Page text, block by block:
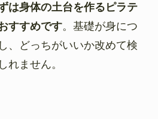
は身体の土台を作るピラテ
すすめです。基礎が身につ
、どっちがいいか改めて検
れません。